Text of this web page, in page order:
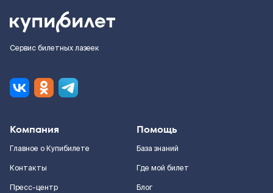
Сервис билетных лазеек
Компания
Главное о Купибилете
Контакты
Пресс-центр
Помощь
База знаний
Где мой билет
Блог